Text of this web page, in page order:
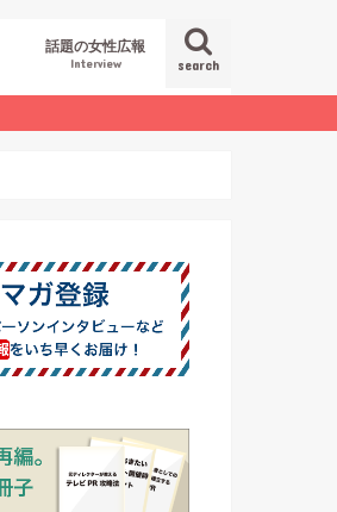
search
話題の女性広報
Interview